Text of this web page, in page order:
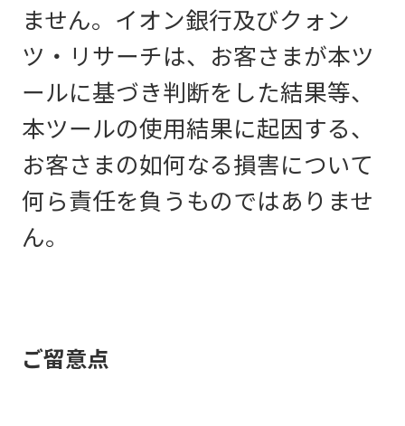
ません。イオン銀行及びクォン
ツ・リサーチは、お客さまが本ツ
ールに基づき判断をした結果等、
本ツールの使用結果に起因する、
お客さまの如何なる損害について
何ら責任を負うものではありませ
ん。
ご留意点